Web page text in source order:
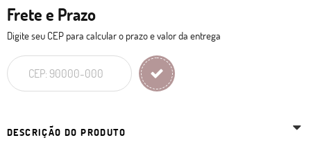
Frete e Prazo
Digite seu CEP para calcular o prazo e valor da entrega
DESCRIÇÃO DO PRODUTO